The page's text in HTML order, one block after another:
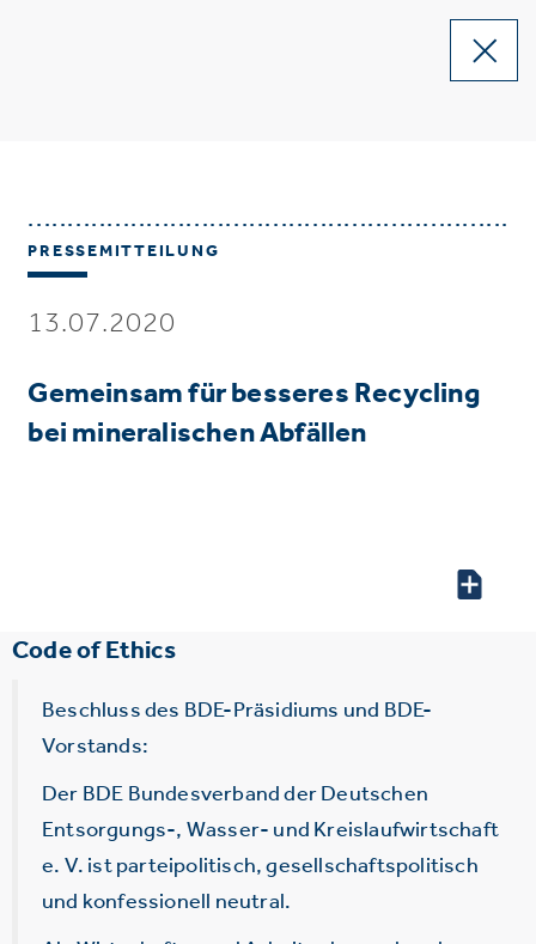
PRESSEMITTEILUNG
13.07.2020
Gemeinsam für besseres Recycling
bei mineralischen Abfällen
Code of Ethics
Beschluss des BDE-Präsidiums und BDE-
Vorstands:
Der BDE Bundesverband der Deutschen
Entsorgungs-, Wasser- und Kreislaufwirtschaft
e. V. ist parteipolitisch, gesellschaftspolitisch
und konfessionell neutral.